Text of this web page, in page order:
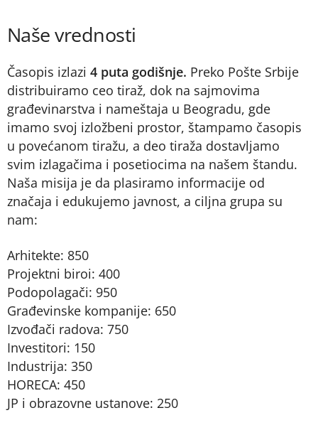
Naše vrednosti
Časopis izlazi 4 puta godišnje. Preko Pošte Srbije
distribuiramo ceo tiraž, dok na sajmovima
građevinarstva i nameštaja u Beogradu, gde
imamo svoj izložbeni prostor, štampamo časopis
u povećanom tiražu, a deo tiraža dostavljamo
svim izlagačima i posetiocima na našem štandu.
Naša misija je da plasiramo informacije od
značaja i edukujemo javnost, a ciljna grupa su
nam:
Arhitekte: 850
Projektni biroi: 400
Podopolagači: 950
Građevinske kompanije: 650
Izvođači radova: 750
Investitori: 150
Industrija: 350
HORECA: 450
JP i obrazovne ustanove: 250